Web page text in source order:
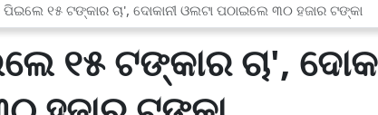
ପିଇଲେ ୧୫ ଟଙ୍କାର ଚା', ଦୋକାନୀ ଓଲଟା ପଠାଇଲେ ୩୦ ହଜାର ଟଙ୍କା
୧୫ ଟଙ୍କାର ଚା',